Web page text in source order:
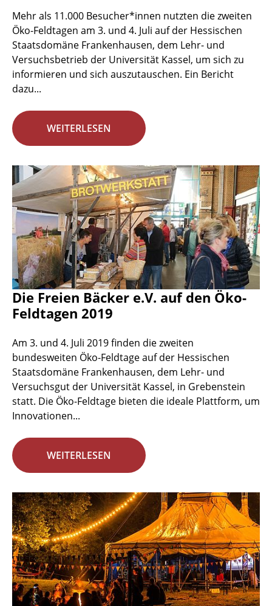
Mehr als 11.000 Besucher*innen nutzten die zweiten
Öko-Feldtagen am 3. und 4. Juli auf der Hessischen
Staatsdomäne Frankenhausen, dem Lehr- und
Versuchsbetrieb der Universität Kassel, um sich zu
informieren und sich auszutauschen. Ein Bericht
dazu...
WEITERLESEN
Die Freien Bäcker e.V. auf den Öko-
Feldtagen 2019
Am 3. und 4. Juli 2019 finden die zweiten
bundesweiten Öko-Feldtage auf der Hessischen
Staatsdomäne Frankenhausen, dem Lehr- und
Versuchsgut der Universität Kassel, in Grebenstein
statt. Die Öko-Feldtage bieten die ideale Plattform, um
Innovationen...
WEITERLESEN